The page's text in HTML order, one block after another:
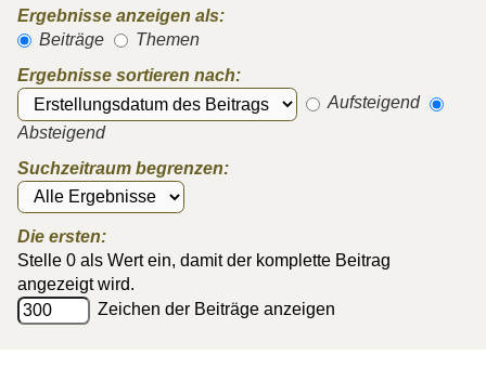
Ergebnisse anzeigen als:
Beiträge
Themen
Ergebnisse sortieren nach:
Aufsteigend
Absteigend
Suchzeitraum begrenzen:
Die ersten:
Stelle 0 als Wert ein, damit der komplette Beitrag
angezeigt wird.
Zeichen der Beiträge anzeigen